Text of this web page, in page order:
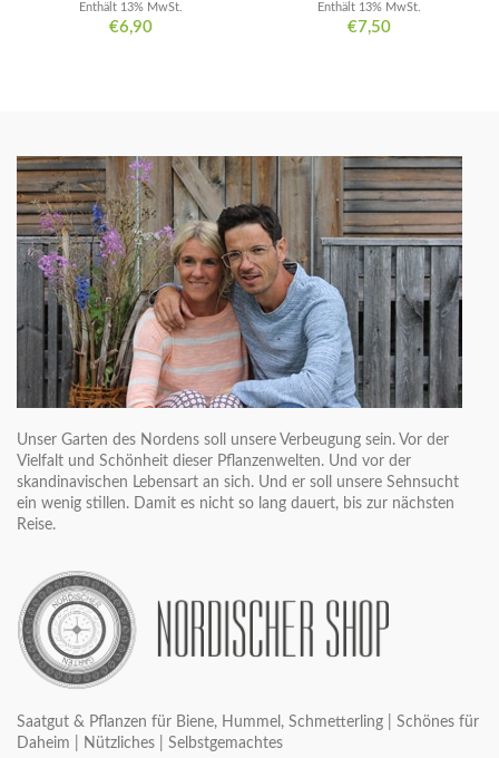
€6,90
Enthält 13% MwSt.
€7,50
Enthält 13% MwSt.
Unser Garten des Nordens soll unsere Verbeugung sein. Vor der
Vielfalt und Schönheit dieser Pflanzenwelten. Und vor der
skandinavischen Lebensart an sich. Und er soll unsere Sehnsucht
ein wenig stillen. Damit es nicht so lang dauert, bis zur nächsten
Reise.
Saatgut & Pflanzen für Biene, Hummel, Schmetterling | Schönes für
Daheim | Nützliches | Selbstgemachtes